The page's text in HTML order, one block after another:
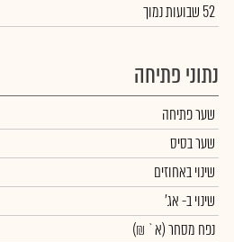
52 שבועות נמוך
נתוני פתיחה
שער פתיחה
שער בסיס
שינוי באחוזים
שינויב- אג'
נפח מסחר(א` ₪)